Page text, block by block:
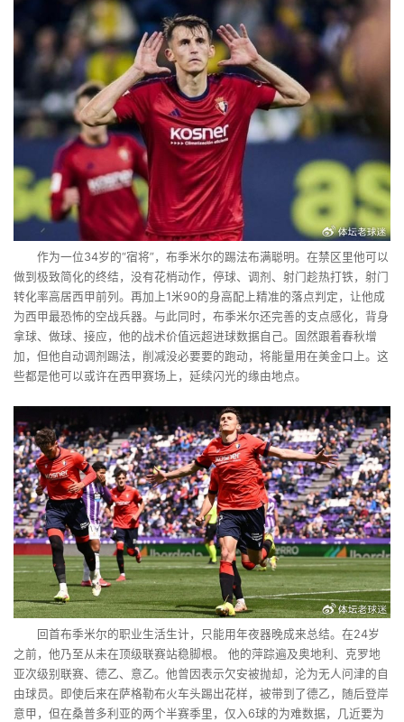
作为一位34岁的“宿将”，布季米尔的踢法布满聪明。在禁区里他可以
做到极致简化的终结，没有花梢动作，停球、调剂、射门趁热打铁，射门
转化率高居西甲前列。再加上1米90的身高配上精准的落点判定，让他成
为西甲最恐怖的空战兵器。与此同时，布季米尔还完善的支点感化，背身
拿球、做球、接应，他的战术价值远超进球数据自己。固然跟着春秋增
加，但他自动调剂踢法，削减没必要要的跑动，将能量用在美金口上。这
些都是他可以或许在西甲赛场上，延续闪光的缘由地点。
回首布季米尔的职业生活生计，只能用年夜器晚成来总结。在24岁
之前，他乃至从未在顶级联赛站稳脚根。 他的萍踪遍及奥地利、克罗地
亚次级别联赛、德乙、意乙。他曾因表示欠安被抛却，沦为无人问津的自
由球员。即使后来在萨格勒布火车头踢出花样，被带到了德乙，随后登岸
意甲，但在桑普多利亚的两个半赛季里，仅入6球的为难数据，几近要为